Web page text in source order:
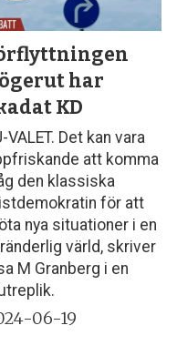
har
KD
VALET. Det kan vara
att komma
den klassiska
för att
nya situationer i en
värld, skriver
M Granberg i en
06-19